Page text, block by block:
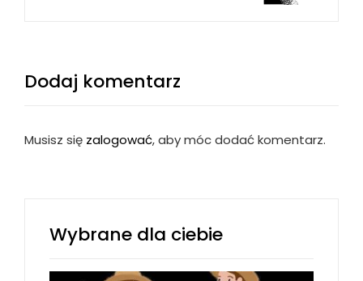
Dodaj komentarz
Musisz się zalogować, aby móc dodać komentarz.
Wybrane dla ciebie